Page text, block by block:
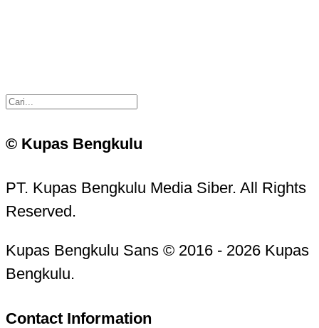
© Kupas Bengkulu
PT. Kupas Bengkulu Media Siber. All Rights
Reserved.
Kupas Bengkulu Sans © 2016 - 2026 Kupas
Bengkulu.
Contact Information